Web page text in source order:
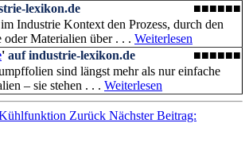
lexikon.de
■■■■■■
Industrie Kontext den Prozess, durch den
Materialien über . . . Weiterlesen
' auf industrie-lexikon.de
■■■■■■
sind längst mehr als nur einfache
– sie stehen . . . Weiterlesen
Zurück Nächster Beitrag: